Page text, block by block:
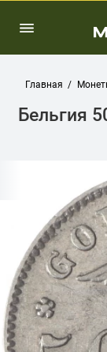
Главная
Бельгия